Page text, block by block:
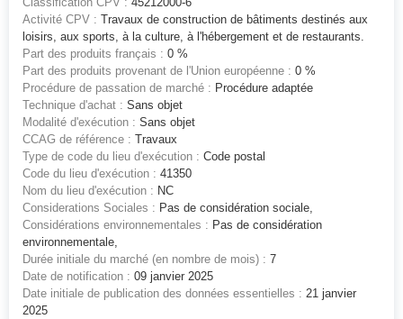
Activité CPV : Travaux de construction de bâtiments destinés aux
loisirs, aux sports, à la culture, à l'hébergement et de restaurants.
Part des produits français : 0 %
Part des produits provenant de l'Union européenne : 0 %
Procédure de passation de marché : Procédure adaptée
Technique d'achat : Sans objet
Modalité d'exécution : Sans objet
CCAG de référence : Travaux
Type de code du lieu d'exécution : Code postal
Code du lieu d'exécution : 41350
Nom du lieu d'exécution : NC
Considerations Sociales : Pas de considération sociale,
Considérations environnementales : Pas de considération
environnementale,
Durée initiale du marché (en nombre de mois) : 7
Date de notification : 09 janvier 2025
Date initiale de publication des données essentielles : 21 janvier
2025